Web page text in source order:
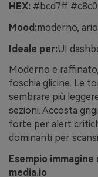
HEX: #bcd7ff
Mood:moderno,
Ideale per:UI
Moderno e
foschia glicine. Le
sembrare più
sezioni. Accosta
forte per alert
dominanti per
Esempio
media.io